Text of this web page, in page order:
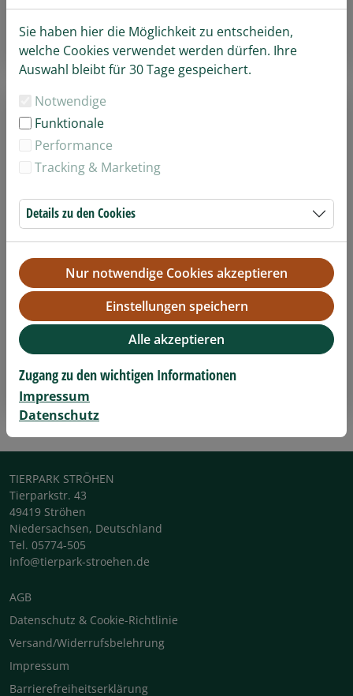
Passwort vergessen? Anmelden
Registrieren
Registrieren Sie sich jetzt oder ganz einfach
während des Bestellvorgangs, indem Sie beim 1.
Ihr neues Benutzerkonto wird dann automatisch
am Ende des Bestellvorgangs für Sie erstellt.
Vorteile der Registrierung:
Noch schneller und einfacher buchen
Bisherige Buchungen einsehen
E-Tickets und Gutscheine noch einmal
Registrieren
TIERPARK STRÖHEN
Tierparkstr. 43
49419 Ströhen
Niedersachsen, Deutschland
Tel. 05774-505
info@tierpark-stroehen.de
AGB
Datenschutz & Cookie-Richtlinie
Versand/Widerrufsbelehrung
Impressum
Barrierefreiheitserklärung
Sie haben hier die Möglichkeit zu entscheiden,
welche Cookies verwendet werden dürfen. Ihre
Auswahl bleibt für 30 Tage gespeichert.
Notwendige
Funktionale
Performance
Tracking & Marketing
Details zu den Cookies
Nur notwendige Cookies akzeptieren
Einstellungen speichern
Alle akzeptieren
Zugang zu den wichtigen Informationen
Impressum
Datenschutz